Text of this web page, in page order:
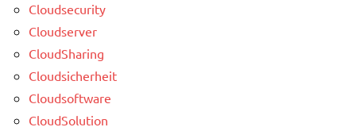
Cloudsecurity
Cloudserver
CloudSharing
Cloudsicherheit
Cloudsoftware
CloudSolution